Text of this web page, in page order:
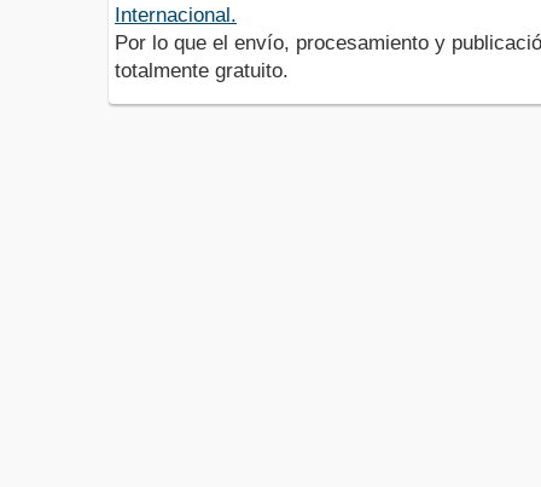
Internacional.
Por lo que el envío, procesamiento y
totalmente gratuito.